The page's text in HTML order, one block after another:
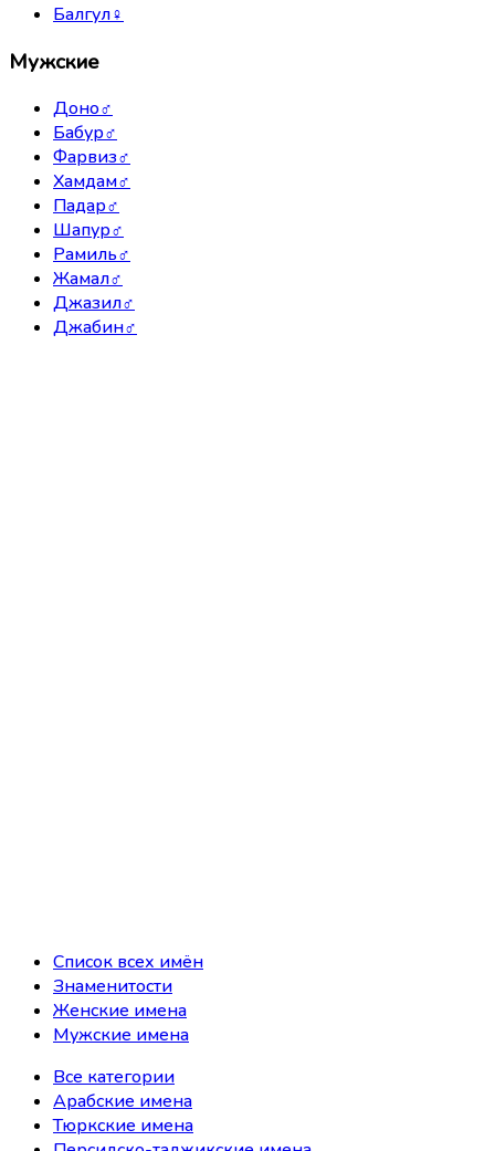
Балгул♀
Мужские
Доно♂
Бабур♂
Фарвиз♂
Хамдам♂
Падар♂
Шапур♂
Рамиль♂
Жамал♂
Джазил♂
Джабин♂
Список всех имён
Знаменитости
Женские имена
Мужские имена
Все категории
Арабские имена
Тюркские имена